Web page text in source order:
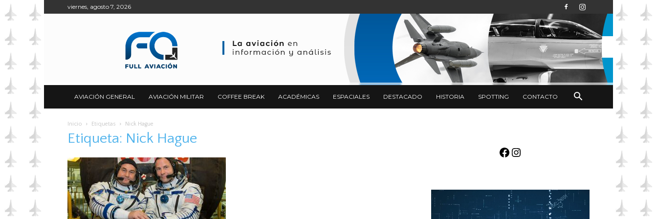
viernes, agosto 7, 2026
AVIACIÓN GENERAL AVIACIÓN MILITAR COFFEE BREAK ACADÉMICAS ESPACIALES DESTACADO HISTORIA SPOTTING CONTACTO
Inicio Etiquetas Nick Hague
Etiqueta: Nick Hague
Facebook
Instagram